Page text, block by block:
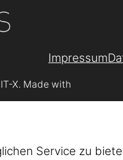
Impressum
X. Made with
Service zu